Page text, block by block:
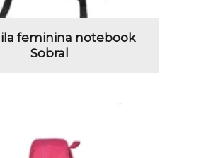
feminina notebook
Sobral